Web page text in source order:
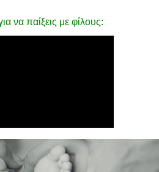
να παίξεις με φίλους: